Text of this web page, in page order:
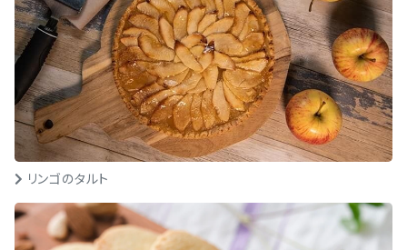
リンゴのタルト